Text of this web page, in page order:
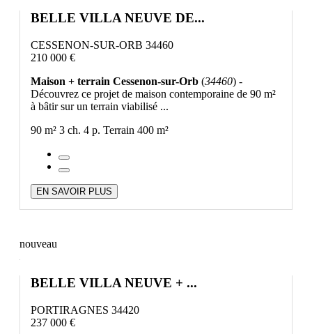
BELLE VILLA NEUVE DE...
CESSENON-SUR-ORB 34460
210 000 €
Maison + terrain Cessenon-sur-Orb (34460) -
Découvrez ce projet de maison contemporaine de 90 m²
à bâtir sur un terrain viabilisé ...
90 m² 3 ch. 4 p. Terrain 400 m²
EN SAVOIR PLUS
nouveau
BELLE VILLA NEUVE + ...
PORTIRAGNES 34420
237 000 €